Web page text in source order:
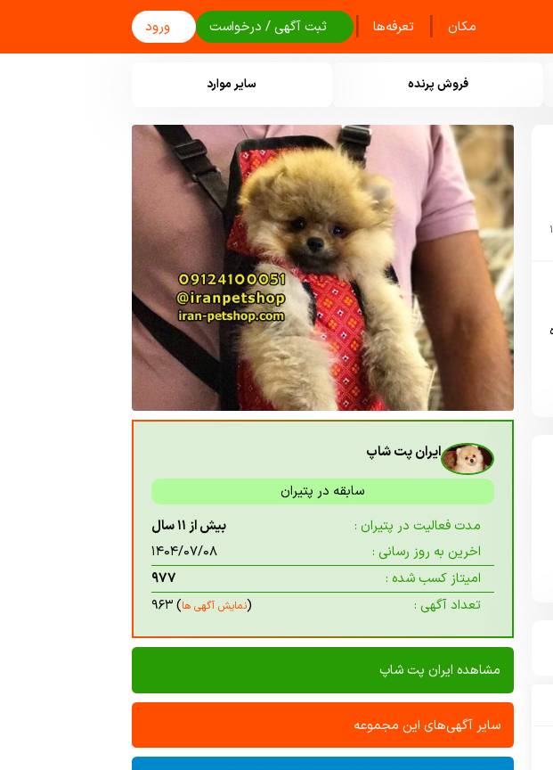
مکان | تعرفه‌ها | ثبت آگهی / درخواست ورود
فروش پرنده سایر موارد
ایران پت شاپ
سابقه در پتیران
مدت فعالیت در پتیران :
بیش از ۱۱ سال
اخرین به روز رسانی :
۱۴۰۴/۰۷/۰۸
امیتاز کسب شده :
۹۷۷
تعداد آگهی :
(نمایش آگهی ها) ۹۶۳
مشاهده ایران پت شاپ
سایر آگهی‌های این مجموعه